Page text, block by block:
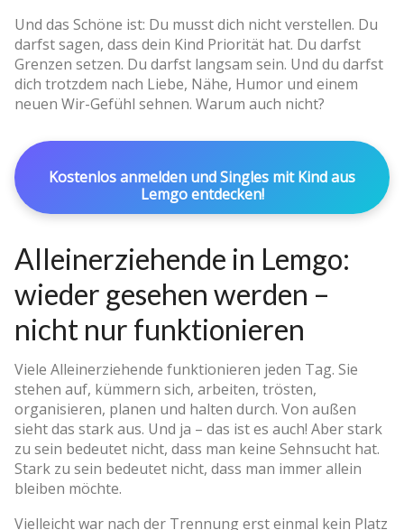
Und das Schöne ist: Du musst dich nicht verstellen. Du
darfst sagen, dass dein Kind Priorität hat. Du darfst
Grenzen setzen. Du darfst langsam sein. Und du darfst
dich trotzdem nach Liebe, Nähe, Humor und einem
neuen Wir-Gefühl sehnen. Warum auch nicht?
Kostenlos anmelden und Singles mit Kind aus
Lemgo entdecken!
Alleinerziehende in Lemgo:
wieder gesehen werden –
nicht nur funktionieren
Viele Alleinerziehende funktionieren jeden Tag. Sie
stehen auf, kümmern sich, arbeiten, trösten,
organisieren, planen und halten durch. Von außen
sieht das stark aus. Und ja – das ist es auch! Aber stark
zu sein bedeutet nicht, dass man keine Sehnsucht hat.
Stark zu sein bedeutet nicht, dass man immer allein
bleiben möchte.
Vielleicht war nach der Trennung erst einmal kein Platz